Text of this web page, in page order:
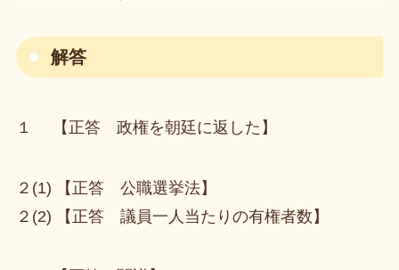
解答
１ 【正答 政権を朝廷に返した】
２(1) 【正答 公職選挙法】
２(2) 【正答 議員一人当たりの有権者数】